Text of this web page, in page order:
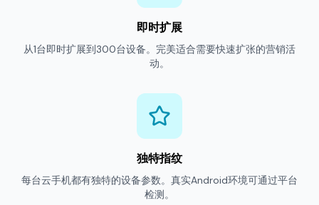
即时扩展
从1台即时扩展到300台设备。完美适合需要快速扩张的营销活
动。
独特指纹
每台云手机都有独特的设备参数。真实Android环境可通过平台
检测。